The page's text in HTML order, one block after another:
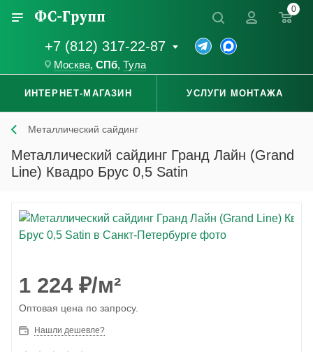
+7 (812) 317-22-87
Москва, СПб, Тула
0
ИНТЕРНЕТ-МАГАЗИН УСЛУГИ МОНТАЖА
Металлический сайдинг
Металлический сайдинг Гранд Лайн (Grand
Line) Квадро Брус 0,5 Satin
1 224 ₽/м²
Оптовая цена по запросу.
Нашли дешевле?